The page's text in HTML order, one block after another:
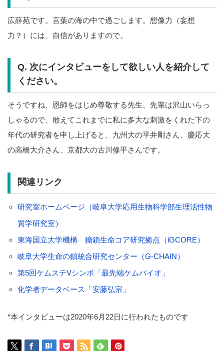
広辞苑です。言葉の海の中で過ごします。想像力（妄想
力？）には、自信がありますので。
Q. 次にインタビューをして欲しい人を紹介して
ください。
そうですね、恩師をはじめ尊敬する先生、先輩は沢山いらっ
しゃるので、敢えてこれまでに私に多大な刺激をくれた下の
年代の研究者を申し上げると、九州大の平井剛さん、慶応大
の高橋大介さん、京都大の古川修平さんです。
関連リンク
研究室ホームページ（岐阜大学応用生物科学部生理活性物
質学研究室）
東海国立大学機構 糖鎖生命コア研究拠点（iGCORE）
岐阜大学生命の鎖統合研究センター（G-CHAIN）
第5回ケムステVシンポ「最先端ケムバイオ」
化学者データベース「安藤弘宗」
*本インタビューは2020年6月22日に行われたものです